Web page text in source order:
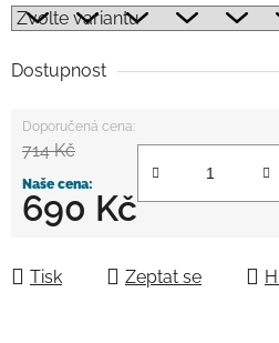
Dostupnost
714 Kč
690 Kč
Tisk Zeptat se